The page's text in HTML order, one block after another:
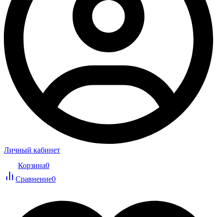
Личный кабинет
Корзина0
Сравнение0